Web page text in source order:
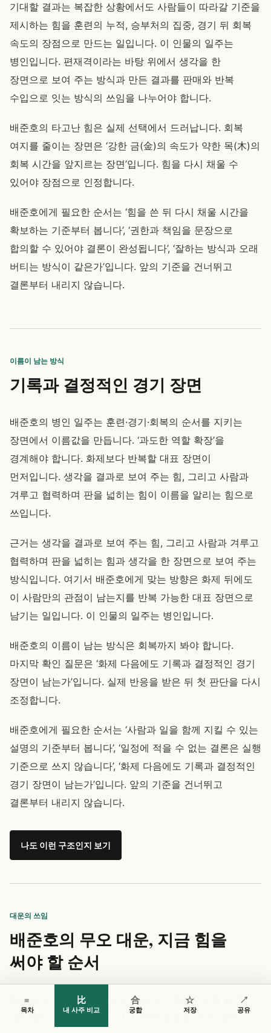
기대할 결과는 복잡한 상황에서도 사람들이 따라갈 기준을
제시하는 힘을 훈련의 누적, 승부처의 집중, 경기 뒤 회복
속도의 장점으로 만드는 일입니다. 이 인물의 일주는
병인입니다. 편재격이라는 바탕 위에서 생각을 한
장면으로 보여 주는 방식과 만든 결과를 판매와 반복
수입으로 잇는 방식의 쓰임을 나누어야 합니다.
배준호의 타고난 힘은 실제 선택에서 드러납니다. 회복
여지를 줄이는 장면은 ‘강한 금(金)의 속도가 약한 목(木)의
회복 시간을 앞지르는 장면’입니다. 힘을 다시 채울 수
있어야 장점으로 인정합니다.
배준호에게 필요한 순서는 ‘힘을 쓴 뒤 다시 채울 시간을
확보하는 기준부터 봅니다’, ‘권한과 책임을 문장으로
합의할 수 있어야 결론이 완성됩니다’, ‘잘하는 방식과 오래
버티는 방식이 같은가’입니다. 앞의 기준을 건너뛰고
결론부터 내리지 않습니다.
이름이 남는 방식
기록과 결정적인 경기 장면
배준호의 병인 일주는 훈련·경기·회복의 순서를 지키는
장면에서 이름값을 만듭니다. ‘과도한 역할 확장’을
경계해야 합니다. 화제보다 반복할 대표 장면이
먼저입니다. 생각을 결과로 보여 주는 힘, 그리고 사람과
겨루고 협력하며 판을 넓히는 힘이 이름을 알리는 힘으로
쓰입니다.
근거는 생각을 결과로 보여 주는 힘, 그리고 사람과 겨루고
협력하며 판을 넓히는 힘과 생각을 한 장면으로 보여 주는
방식입니다. 여기서 배준호에게 맞는 방향은 화제 뒤에도
이 사람만의 관점이 남는지를 반복 가능한 대표 장면으로
남기는 일입니다. 이 인물의 일주는 병인입니다.
배준호의 이름이 남는 방식은 회복까지 봐야 합니다.
마지막 확인 질문은 ‘화제 다음에도 기록과 결정적인 경기
장면이 남는가’입니다. 실제 반응을 받은 뒤 첫 판단을 다시
조정합니다.
배준호에게 필요한 순서는 ‘사람과 일을 함께 지킬 수 있는
설명의 기준부터 봅니다’, ‘일정에 적을 수 없는 결론은 실행
기준으로 쓰지 않습니다’, ‘화제 다음에도 기록과 결정적인
경기 장면이 남는가’입니다. 앞의 기준을 건너뛰고
결론부터 내리지 않습니다.
나도 이런 구조인지 보기
대운의 쓰임
배준호의 무오 대운, 지금 힘을
써야 할 순서
배준호의 큰 흐름은 이렇게 읽습니다. 출생시간을 달리
계산해도 큰 흐름은 같습니다. 현재 흐름은 무오 대운
≡
목차
比
내 사주 비교
合
궁합
☆
저장
↗
공유